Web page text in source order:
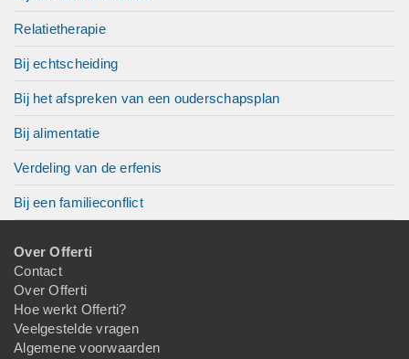
Relatietherapie
Bij echtscheiding
Bij het afspreken van een ouderschapsplan
Bij alimentatie
Verdeling van de erfenis
Bij een familieconflict
Over Offerti
Contact
Over Offerti
Hoe werkt Offerti?
Veelgestelde vragen
Algemene voorwaarden